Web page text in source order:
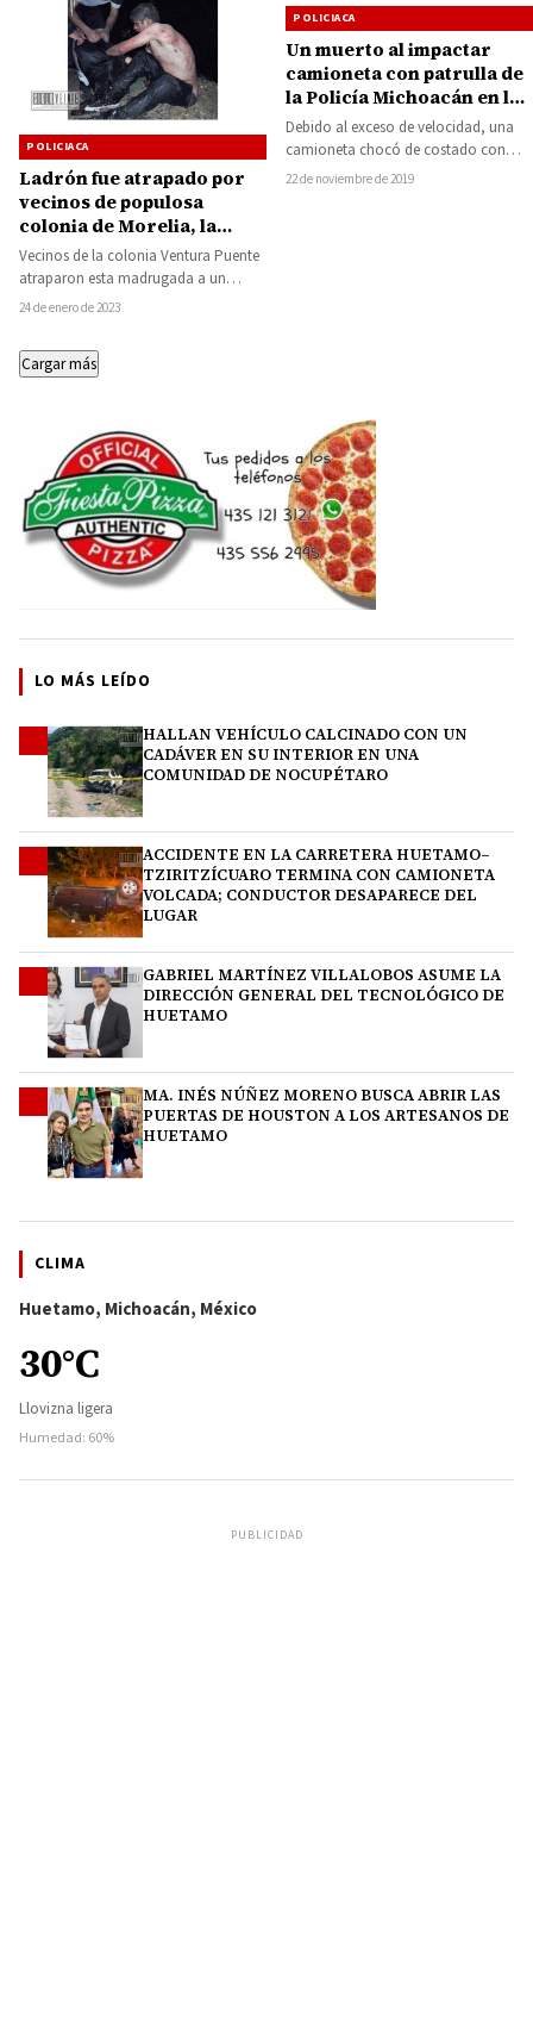
POLICIACA
Ladrón fue atrapado por
vecinos de populosa
colonia de Morelia, la
policía municipal no se lo
quiso llevar
Vecinos de la colonia Ventura Puente
atraparon esta madrugada a un
sujeto que había robado una
24 de enero de 2023
POLICIACA
Un muerto al impactar
camioneta con patrulla de
la Policía Michoacán en la
carretera a San Lucas
Debido al exceso de velocidad, una
camioneta chocó de costado con
una patrulla de la Policía Michoacán
22 de noviembre de 2019
Cargar más
LO MÁS LEÍDO
HALLAN VEHÍCULO CALCINADO CON UN
CADÁVER EN SU INTERIOR EN UNA
COMUNIDAD DE NOCUPÉTARO
ACCIDENTE EN LA CARRETERA HUETAMO–
TZIRITZÍCUARO TERMINA CON CAMIONETA
VOLCADA; CONDUCTOR DESAPARECE DEL
LUGAR
GABRIEL MARTÍNEZ VILLALOBOS ASUME LA
DIRECCIÓN GENERAL DEL TECNOLÓGICO DE
HUETAMO
MA. INÉS NÚÑEZ MORENO BUSCA ABRIR LAS
PUERTAS DE HOUSTON A LOS ARTESANOS DE
HUETAMO
CLIMA
Huetamo, Michoacán, México
30°C
Llovizna ligera
Humedad: 60%
PUBLICIDAD